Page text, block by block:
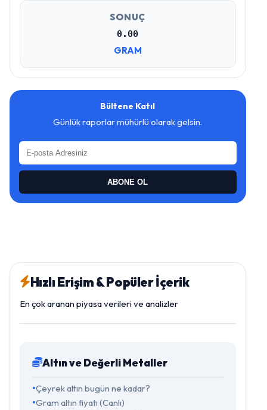
SONUÇ
0.00
GRAM
Bültene Katıl
Günlük raporlar mühürlü olarak gelsin.
ABONE OL
Hızlı Erişim & Popüler İçerik
En çok aranan piyasa verileri ve analizler
Altın ve Değerli Metaller
Çeyrek altın bugün ne kadar?
Gram altın fiyatı (Canlı)